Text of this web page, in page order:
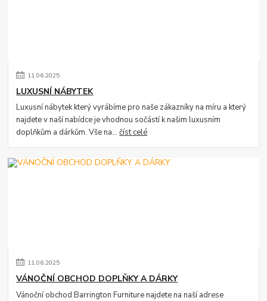
11.06.2025
LUXUSNÍ NÁBYTEK
Luxusní nábytek který vyrábíme pro naše zákazníky na míru a který
najdete v naší nabídce je vhodnou sočástí k našim luxusním
doplňkům a dárkům. Vše na...číst celé
11.06.2025
VÁNOČNÍ OBCHOD DOPLŇKY A DÁRKY
Vánoční obchod Barrington Furniture najdete na naší adrese